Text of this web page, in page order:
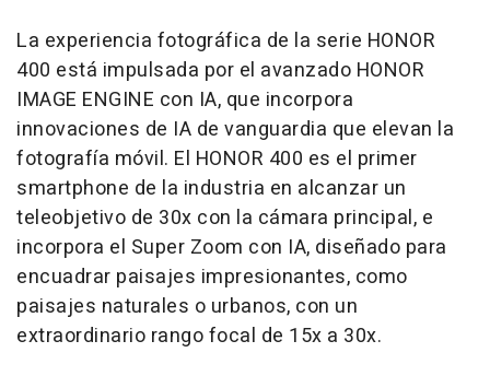
La experiencia fotográfica de la serie HONOR
400 está impulsada por el avanzado HONOR
IMAGE ENGINE con IA, que incorpora
innovaciones de IA de vanguardia que elevan la
fotografía móvil. El HONOR 400 es el primer
smartphone de la industria en alcanzar un
teleobjetivo de 30x con la cámara principal, e
incorpora el Super Zoom con IA, diseñado para
encuadrar paisajes impresionantes, como
paisajes naturales o urbanos, con un
extraordinario rango focal de 15x a 30x.